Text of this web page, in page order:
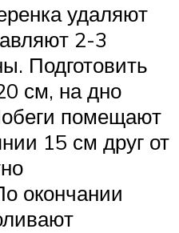
удаляют
2-3
Подготовить
см, на дно
помещают
15 см друг от
окончании